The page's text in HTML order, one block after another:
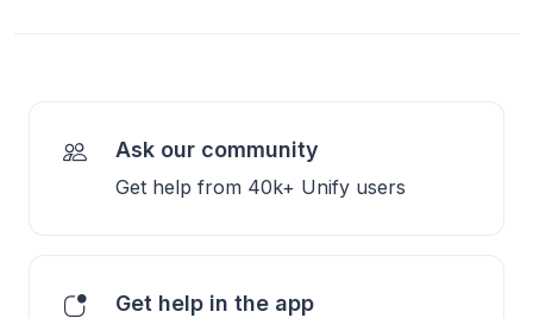
Ask our community
Get help from 40k+ Unify users
Get help in the app